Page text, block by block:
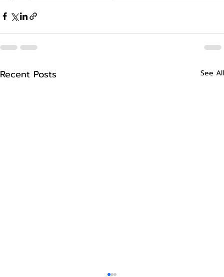
Recent Posts See All